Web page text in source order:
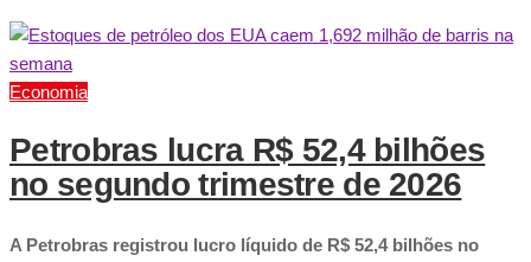
Economia
Petrobras lucra R$ 52,4 bilhões
no segundo trimestre de 2026
A Petrobras registrou lucro líquido de R$ 52,4 bilhões no